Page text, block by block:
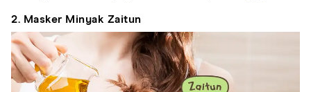
2. Masker Minyak Zaitun